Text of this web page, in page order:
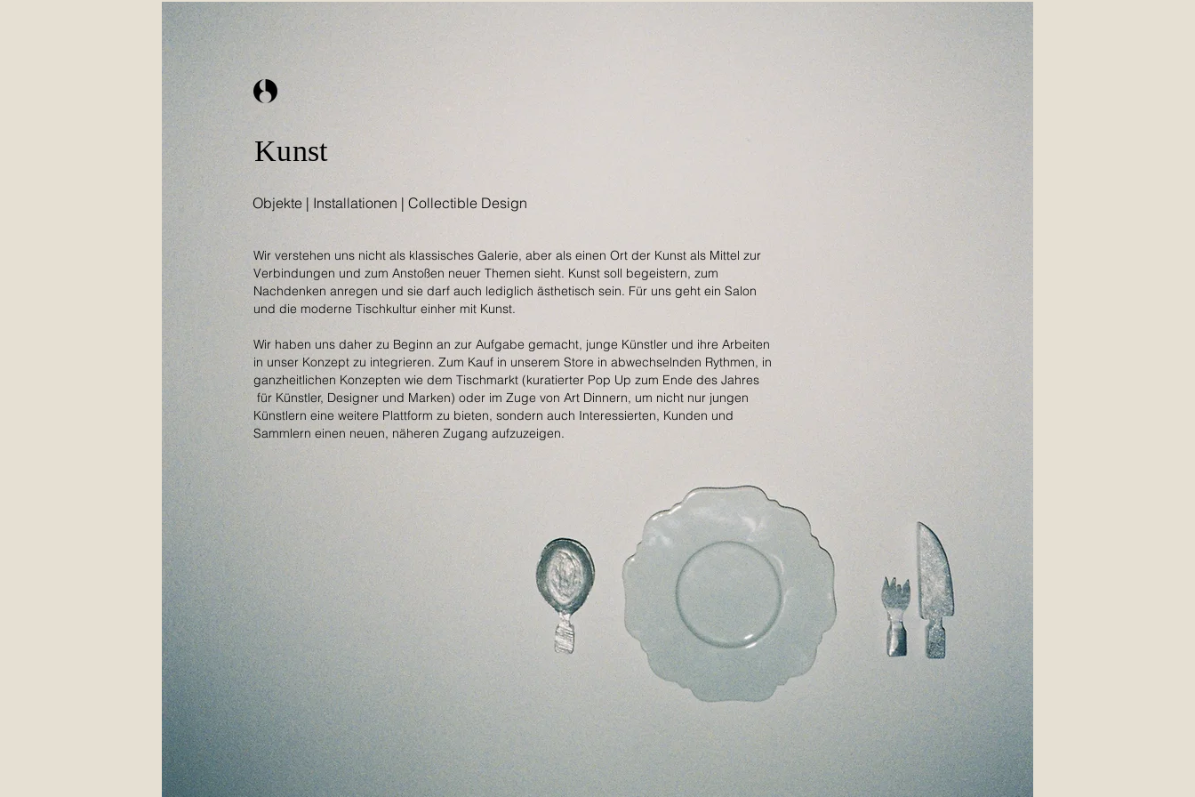
Kunst
Objekte | Installationen | Collectible Design
Wir verstehen uns nicht als klassisches Galerie, aber als einen Ort der Kunst als Mittel zur
Verbindungen und zum Anstoßen neuer Themen sieht. Kunst soll begeistern, zum
Nachdenken anregen und sie darf auch lediglich ästhetisch sein. Für uns geht ein Salon
und die moderne Tischkultur einher mit Kunst.
Wir haben uns daher zu Beginn an zur Aufgabe gemacht, junge Künstler und ihre Arbeiten
in unser Konzept zu integrieren. Zum Kauf in unserem Store in abwechselnden Rythmen, in
ganzheitlichen Konzepten wie dem Tischmarkt (kuratierter Pop Up zum Ende des Jahres
für Künstler, Designer und Marken) oder im Zuge von Art Dinnern, um nicht nur jungen
Künstlern eine weitere Plattform zu bieten, sondern auch Interessierten, Kunden und
Sammlern einen neuen, näheren Zugang aufzuzeigen.